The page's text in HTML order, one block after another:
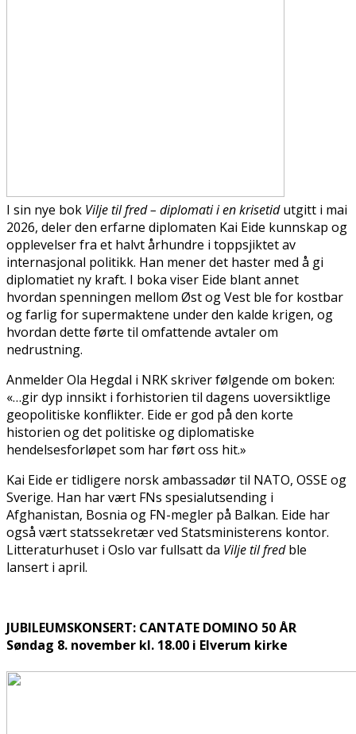
I sin nye bok Vilje til fred– diplomati i en krisetidutgitt i mai
2026, deler den erfarne diplomaten Kai Eide kunnskap og
opplevelser fra et halvt århundre i toppsjiktet av
internasjonal politikk. Han mener det haster med å gi
diplomatiet ny kraft. I boka viser Eide blant annet
hvordan spenningen mellom Øst og Vest ble for kostbar
og farlig for supermaktene under den kalde krigen, og
hvordan dette førte til omfattende avtaler om
nedrustning.
Anmelder Ola Hegdal i NRK skriver følgende om boken:
«…gir dyp innsikt i forhistorien til dagens uoversiktlige
geopolitiske konflikter. Eide er god på den korte
historien og det politiske og diplomatiske
hendelsesforløpet som har ført oss hit.»
Kai Eide er tidligere norsk ambassadør til NATO, OSSE og
Sverige. Han har vært FNs spesialutsending i
Afghanistan, Bosnia og FN-megler på Balkan. Eide har
også vært statssekretær ved Statsministerens kontor.
Litteraturhuset i Oslo var fullsatt da Vilje til fredble
lansert i april.
JUBILEUMSKONSERT: CANTATE DOMINO 50 ÅR
Søndag 8. november kl. 18.00 i Elverum kirke